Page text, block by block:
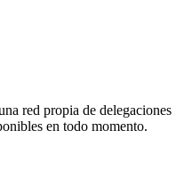
red propia de delegaciones
en todo momento.